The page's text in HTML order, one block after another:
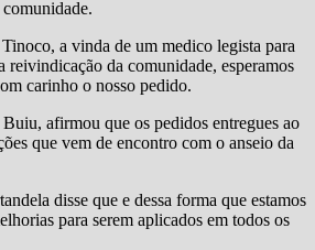
a vinda de um medico legista para
reivindicação da comunidade, esperamos
carinho o nosso pedido.
afirmou que os pedidos entregues ao
que vem de encontro com o anseio da
disse que e dessa forma que estamos
para serem aplicados em todos os